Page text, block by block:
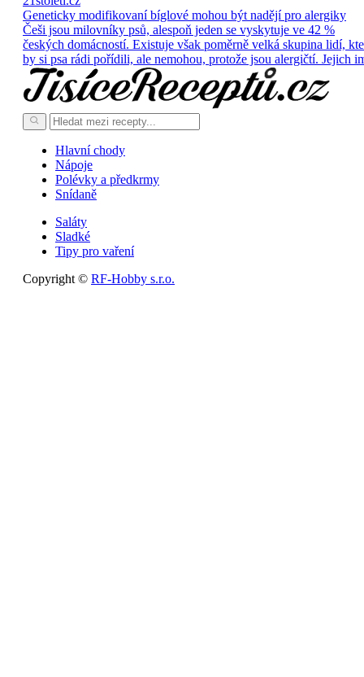
Geneticky modifikovaní bíglové mohou být nadějí pro alergiky
Češi jsou milovníky psů, alespoň jeden se vyskytuje ve 42 %
českých domácností. Existuje však poměrně velká skupina lidí,
by si psa rádi pořídili, ale nemohou, protože jsou alergičtí. Jejich
Hlavní chody
Nápoje
Polévky a předkrmy
Snídaně
Saláty
Sladké
Tipy pro vaření
Copyright © RF-Hobby s.r.o.